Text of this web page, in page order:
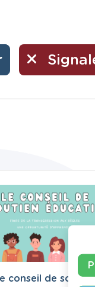
conseil de soutien